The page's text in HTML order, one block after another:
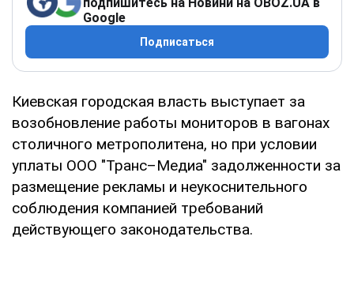
Google
Подписаться
Киевская городская власть выступает за
возобновление работы мониторов в вагонах
столичного метрополитена, но при условии
уплаты ООО "Транс–Медиа" задолженности за
размещение рекламы и неукоснительного
соблюдения компанией требований
действующего законодательства.